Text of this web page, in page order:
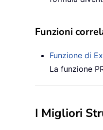
Funzioni
Funzione di
La funzione
I Migliori